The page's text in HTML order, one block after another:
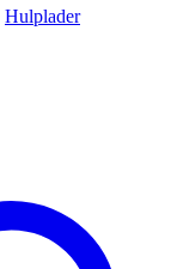
Hulplader